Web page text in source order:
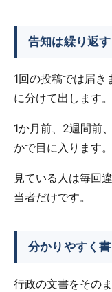
告知は繰り返す
1回の投稿では届き
に分けて出します。
1か月前、2週間前
かで目に入ります
見ている人は毎回
当者だけです。
分かりやすく書
行政の文書をその